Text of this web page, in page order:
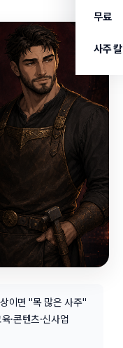
무료
사주
이면 "목 많은 사주"
·콘텐츠·신사업